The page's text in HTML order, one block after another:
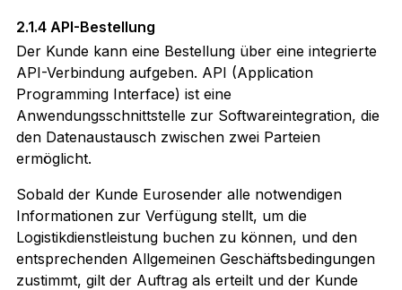
2.1.4 API-Bestellung
Der Kunde kann eine Bestellung über eine integrierte
API-Verbindung aufgeben. API (Application
Programming Interface) ist eine
Anwendungsschnittstelle zur Softwareintegration, die
den Datenaustausch zwischen zwei Parteien
ermöglicht.
Sobald der Kunde Eurosender alle notwendigen
Informationen zur Verfügung stellt, um die
Logistikdienstleistung buchen zu können, und den
entsprechenden Allgemeinen Geschäftsbedingungen
zustimmt, gilt der Auftrag als erteilt und der Kunde